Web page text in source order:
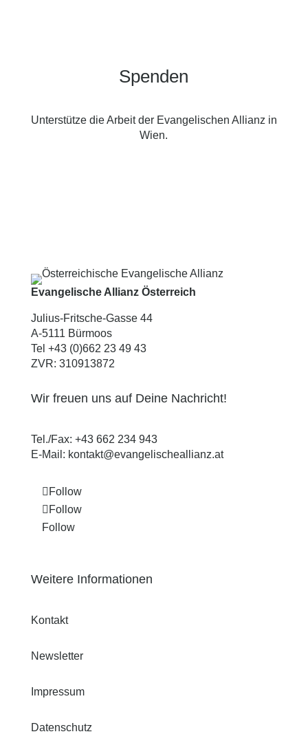
Spenden
Unterstütze die Arbeit der Evangelischen Allianz in
Wien.
Evangelische Allianz Österreich
Julius-Fritsche-Gasse 44
A-5111 Bürmoos
Tel +43 (0)662 23 49 43
ZVR: 310913872
Wir freuen uns auf Deine Nachricht!
Tel./Fax: +43 662 234 943
E-Mail: kontakt@evangelischeallianz.at
Follow
Follow
Follow
Weitere Informationen
Kontakt
Newsletter
Impressum
Datenschutz